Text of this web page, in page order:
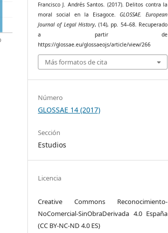
Francisco J. Andrés Santos. (2017). Delitos contra la
moral social en la Eisagoce. GLOSSAE. European
Journal of Legal History, (14), pp. 54–68. Recuperado
a partir de
https://glossae.eu/glossaeojs/article/view/266
Más formatos de cita
Número
GLOSSAE 14 (2017)
Sección
Estudios
Licencia
Creative Commons Reconocimiento-
NoComercial-SinObraDerivada 4.0 España
(CC BY-NC-ND 4.0 ES)